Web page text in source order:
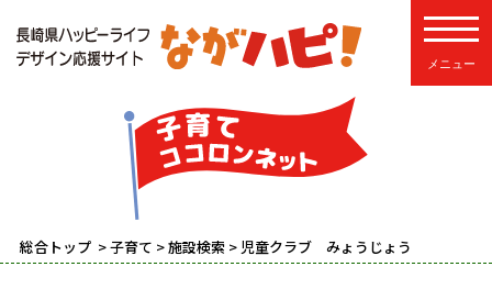
総合トップ >子育て >施設検索 > 児童クラブ みょうじょう